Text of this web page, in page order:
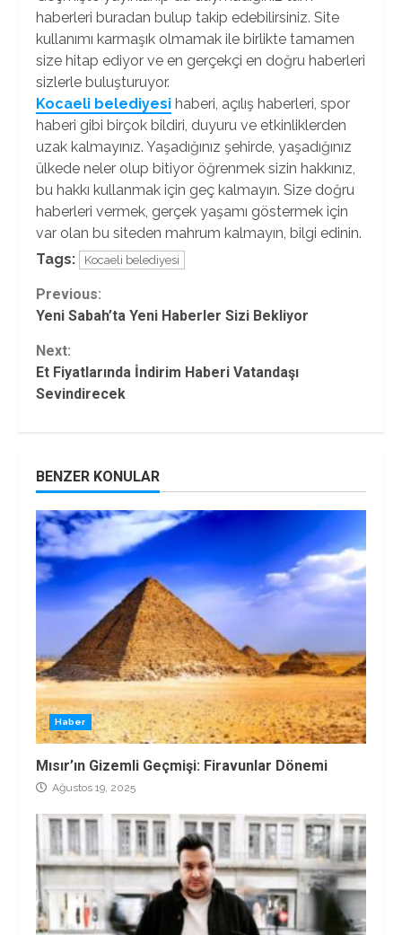
haberleri buradan bulup takip edebilirsiniz. Site
kullanımı karmaşık olmamak ile birlikte tamamen
size hitap ediyor ve en gerçekçi en doğru haberleri
sizlerle buluşturuyor.
Kocaeli belediyesi haberi, açılış haberleri, spor
haberi gibi birçok bildiri, duyuru ve etkinliklerden
uzak kalmayınız. Yaşadığınız şehirde, yaşadığınız
ülkede neler olup bitiyor öğrenmek sizin hakkınız,
bu hakkı kullanmak için geç kalmayın. Size doğru
haberleri vermek, gerçek yaşamı göstermek için
var olan bu siteden mahrum kalmayın, bilgi edinin.
Tags:
Kocaeli belediyesi
Continue
Previous:
Yeni Sabah’ta Yeni Haberler Sizi Bekliyor
Next:
Et Fiyatlarında İndirim Haberi Vatandaşı
Sevindirecek
BENZER KONULAR
Haber
Mısır’ın Gizemli Geçmişi: Firavunlar Dönemi
Ağustos 19, 2025